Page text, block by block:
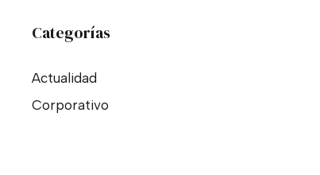
Categorías
Actualidad
Corporativo